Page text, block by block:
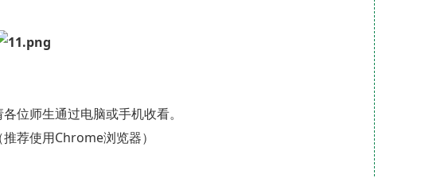
位师生通过电脑或手机收看。
荐使用Chrome浏览器）